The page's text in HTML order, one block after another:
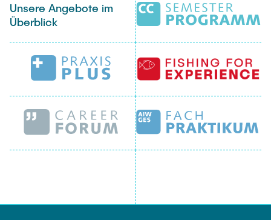
Unsere Angebote im
Überblick